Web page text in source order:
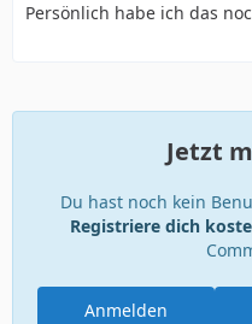
Persönlich habe ich das
Jetzt
Du hast noch kein
Registriere dich
Anmelden